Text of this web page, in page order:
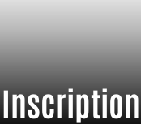
Inscription